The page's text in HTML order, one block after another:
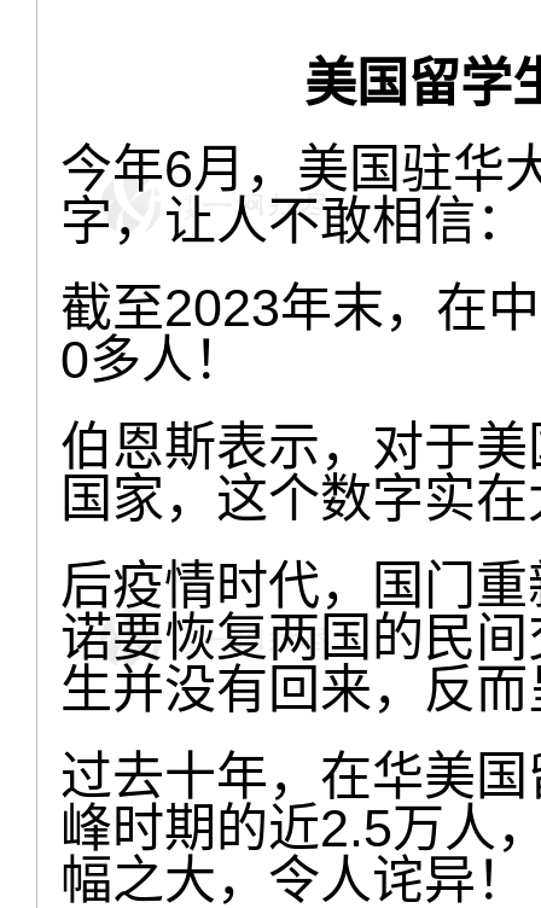
美国留学
今年6月，美国驻华
字，让人不敢相信：
截至2023年末，在
0多人！
伯恩斯表示，对于
国家，这个数字实
后疫情时代，国门
诺要恢复两国的民
生并没有回来，反
过去十年，在华美
峰时期的近2.5万人
幅之大，令人诧异！